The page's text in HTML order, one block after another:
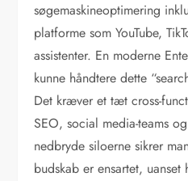
søgemaskineoptimering
platforme som YouTube,
assistenter. En moderne
kunne håndtere dette
Det kræver et tæt cross-
SEO, social media-teams
nedbryde siloerne sikrer
budskab er ensartet,